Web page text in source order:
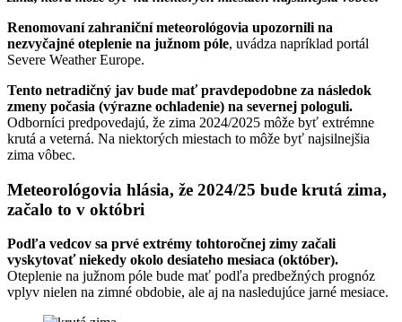
Renomovaní zahraniční meteorológovia upozornili na
nezvyčajné oteplenie na južnom póle, uvádza napríklad portál
Severe Weather Europe.
Tento netradičný jav bude mať pravdepodobne za následok
zmeny počasia (výrazne ochladenie) na severnej pologuli.
Odborníci predpovedajú, že zima 2024/2025 môže byť extrémne
krutá a veterná. Na niektorých miestach to môže byť najsilnejšia
zima vôbec.
Meteorológovia hlásia, že 2024/25 bude krutá zima,
začalo to v októbri
Podľa vedcov sa prvé extrémy tohtoročnej zimy začali
vyskytovať niekedy okolo desiateho mesiaca (október).
Oteplenie na južnom póle bude mať podľa predbežných prognóz
vplyv nielen na zimné obdobie, ale aj na nasledujúce jarné mesiace.